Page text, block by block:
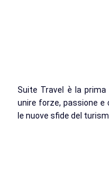
Suite Travel è la prima
unire forze, passione
le nuove sfide del